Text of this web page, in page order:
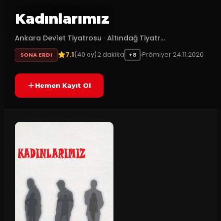
Kadınlarımız
Ankara Devlet Tiyatrosu · Altındağ Tiyatr...
SONA ERDI 7.1(40 oy)2 dakika +8 Prömiyer 24.11.2020
Hemen Kayıt Ol